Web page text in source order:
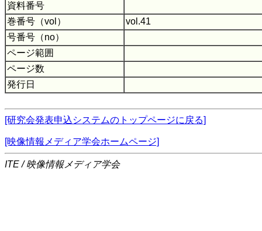
資料番号
巻番号（vol）
vol.41
号番号（no）
ページ範囲
ページ数
発行日
[研究会発表申込システムのトップページに戻る]
[映像情報メディア学会ホームページ]
ITE / 映像情報メディア学会